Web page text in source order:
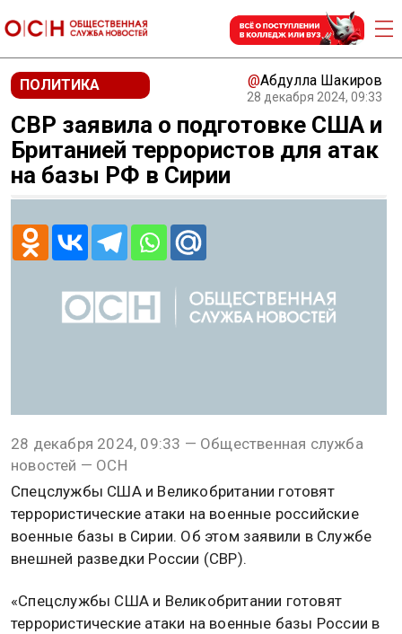
ПОЛИТИКА @Абдулла Шакиров
28 декабря 2024, 09:33
СВР заявила о подготовке США и
Британией террористов для атак
на базы РФ в Сирии
28 декабря 2024, 09:33 — Общественная служба
новостей — ОСН
Спецслужбы США и Великобритании готовят
террористические атаки на военные российские
военные базы в Сирии. Об этом заявили в Службе
внешней разведки России (СВР).
«Спецслужбы США и Великобритании готовят
террористические атаки на военные базы России в